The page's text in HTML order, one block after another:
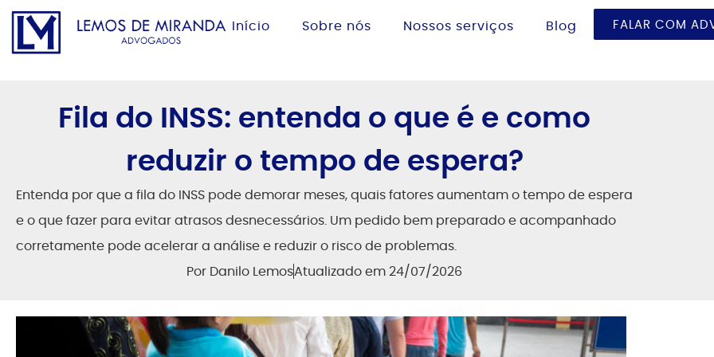
Início Sobre nós Nossos serviços Blog FALAR COM
Fila do INSS: entenda o que é e como
reduzir o tempo de espera?
Entenda por que a fila do INSS pode demorar meses, quais fatores aumentam o tempo de espera
e o que fazer para evitar atrasos desnecessários. Um pedido bem preparado e acompanhado
corretamente pode acelerar a análise e reduzir o risco de problemas.
Por Danilo LemosAtualizado em 24/07/2026